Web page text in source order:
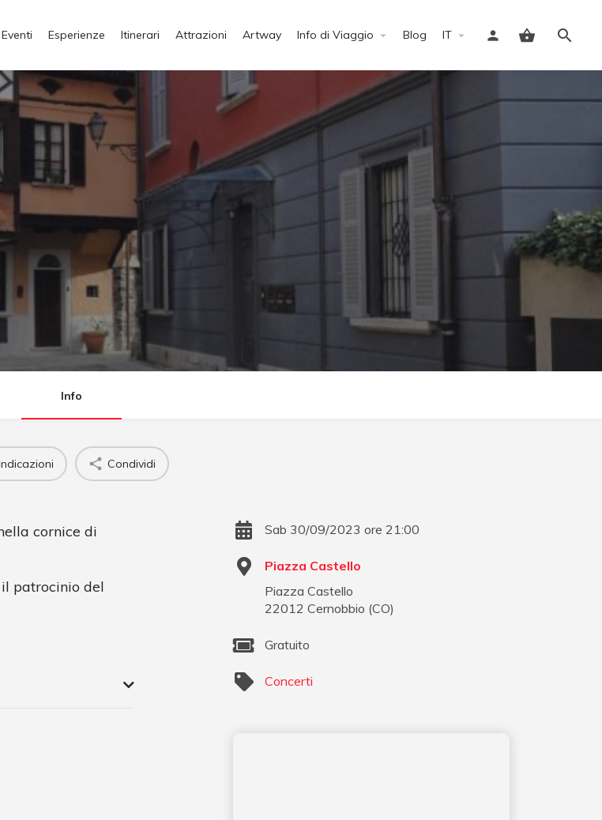
Eventi Esperienze Itinerari Attrazioni Artway Info di Viaggio Blog IT
Accedi
Info
Condividi
cornice di
patrocinio del
Sab 30/09/2023 ore 21:00
Piazza Castello
Piazza Castello
22012 Cernobbio (CO)
Gratuito
Concerti